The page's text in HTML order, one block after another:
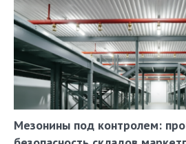
Мезонины под контролем: